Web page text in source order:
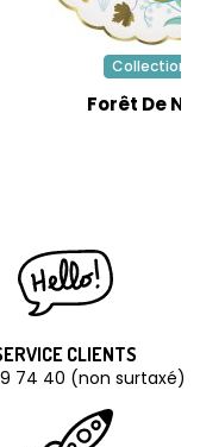
Collection
Forêt De
CLIENTS
74 40 (non surtaxé)